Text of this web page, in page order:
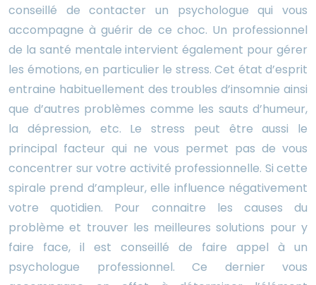
conseillé de contacter un psychologue qui vous
accompagne à guérir de ce choc. Un professionnel
de la santé mentale intervient également pour gérer
les émotions, en particulier le stress. Cet état d’esprit
entraine habituellement des troubles d’insomnie ainsi
que d’autres problèmes comme les sauts d’humeur,
la dépression, etc. Le stress peut être aussi le
principal facteur qui ne vous permet pas de vous
concentrer sur votre activité professionnelle. Si cette
spirale prend d’ampleur, elle influence négativement
votre quotidien. Pour connaitre les causes du
problème et trouver les meilleures solutions pour y
faire face, il est conseillé de faire appel à un
psychologue professionnel. Ce dernier vous